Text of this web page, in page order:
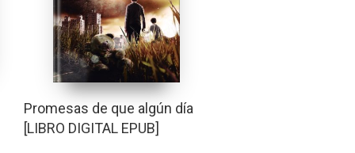
Promesas de que algún día
[LIBRO DIGITAL EPUB]